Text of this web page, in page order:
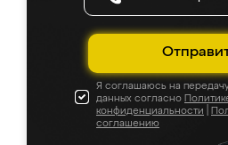
Я соглашаюсь на
данных согласно
конфиденциальности
соглашению